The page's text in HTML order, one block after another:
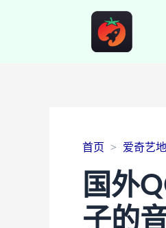
首页 爱奇艺
国外
子的